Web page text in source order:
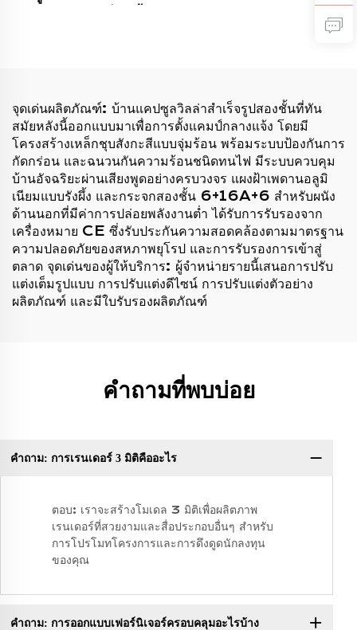
อาคาร
สำนักงานเชิงพาณิชย์
จุดเด่นผลิตภัณฑ์: บ้านแคปซูลวิลล่าสำเร็จรูปสองชั้นที่ทัน
สมัยหลังนี้ออกแบบมาเพื่อการตั้งแคมป์กลางแจ้ง โดยมี
โครงสร้างเหล็กชุบสังกะสีแบบจุ่มร้อน พร้อมระบบป้องกันการ
กัดกร่อน และฉนวนกันความร้อนชนิดทนไฟ มีระบบควบคุม
บ้านอัจฉริยะผ่านเสียงพูดอย่างครบวงจร แผงฝ้าเพดานอลูมิ
เนียมแบบรังผึ้ง และกระจกสองชั้น 6+16A+6 สำหรับผนัง
ด้านนอกที่มีค่าการปล่อยพลังงานต่ำ ได้รับการรับรองจาก
เครื่องหมาย CE ซึ่งรับประกันความสอดคล้องตามมาตรฐาน
ความปลอดภัยของสหภาพยุโรป และการรับรองการเข้าสู่
ตลาด จุดเด่นของผู้ให้บริการ: ผู้จำหน่ายรายนี้เสนอการปรับ
แต่งเต็มรูปแบบ การปรับแต่งดีไซน์ การปรับแต่งตัวอย่าง
ผลิตภัณฑ์ และมีใบรับรองผลิตภัณฑ์
คำถามที่พบบ่อย
คำถาม: การเรนเดอร์ 3 มิติคืออะไร
ตอบ: เราจะสร้างโมเดล 3 มิติเพื่อผลิตภาพ
เรนเดอร์ที่สวยงามและสื่อประกอบอื่นๆ สำหรับ
การโปรโมทโครงการและการดึงดูดนักลงทุน
ของคุณ
คำถาม: การออกแบบเฟอร์นิเจอร์ครอบคลุมอะไรบ้าง